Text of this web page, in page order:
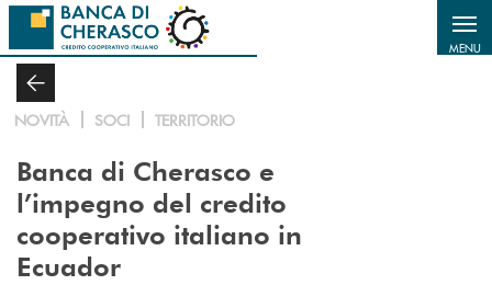
Salta al contenuto principale
MENU
NOVITÀ SOCI TERRITORIO
Banca di Cherasco e
l’impegno del credito
cooperativo italiano in
Ecuador